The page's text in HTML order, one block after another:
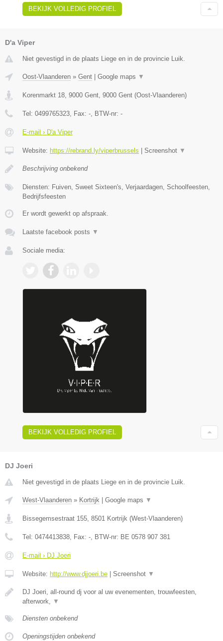
BEKIJK VOLLEDIG PROFIEL
D'a Viper
Niet gevestigd in de plaats Liege en in de provincie Luik.
Oost-Vlaanderen » Gent Google maps ▼
Korenmarkt 18, 9000 Gent, 9000 Gent (Oost-Vlaanderen)
Tel: 0499765323, Fax: -, BTW-nr: -
E-mail › D'a Viper
Website: https://rebrand.ly/viperbrussels Screenshot ▼
Beschrijving onbekend
Diensten: Fuiven, Sweet Sixteen's, Verjaardagen, Schoolfeesten,
Bedrijfsfeesten
Er wordt gewerkt op afspraak.
Laatste facebook posts ▼
Sociale media:
BEKIJK VOLLEDIG PROFIEL
DJ Joeri
Niet gevestigd in de plaats Liege en in de provincie Luik.
West-Vlaanderen » Kortrijk Google maps ▼
Bissegemsestraat 155, 8501 Kortrijk (West-Vlaanderen)
Tel: 0474413838, Fax: -, BTW-nr: BE 0578 907 381
E-mail › DJ Joeri
Website: http://www.djjoeri.be Screenshot ▼
DJ Joeri, all-round dj voor al uw evenementen, trouwfeesten,
afterwork, ▼
Diensten onbekend
Openingstijden onbekend